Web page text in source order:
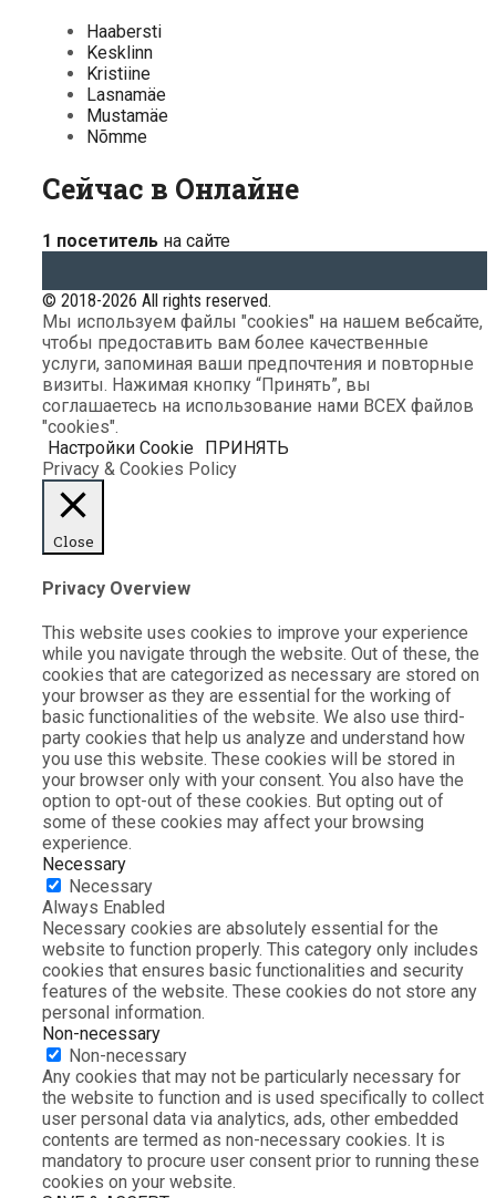
Haabersti
Kesklinn
Kristiine
Lasnamäe
Mustamäe
Nõmme
Сейчас в Онлайне
1 посетитель на сайте
© 2018-2026 All rights reserved.
Мы используем файлы "cookies" на нашем вебсайте,
чтобы предоставить вам более качественные
услуги, запоминая ваши предпочтения и повторные
визиты. Нажимая кнопку “Принять”, вы
соглашаетесь на использование нами ВСЕХ файлов
"cookies".
Настройки Cookie ПРИНЯТЬ
Privacy & Cookies Policy
Close
Privacy Overview
This website uses cookies to improve your experience
while you navigate through the website. Out of these, the
cookies that are categorized as necessary are stored on
your browser as they are essential for the working of
basic functionalities of the website. We also use third-
party cookies that help us analyze and understand how
you use this website. These cookies will be stored in
your browser only with your consent. You also have the
option to opt-out of these cookies. But opting out of
some of these cookies may affect your browsing
experience.
Necessary
Necessary
Always Enabled
Necessary cookies are absolutely essential for the
website to function properly. This category only includes
cookies that ensures basic functionalities and security
features of the website. These cookies do not store any
personal information.
Non-necessary
Non-necessary
Any cookies that may not be particularly necessary for
the website to function and is used specifically to collect
user personal data via analytics, ads, other embedded
contents are termed as non-necessary cookies. It is
mandatory to procure user consent prior to running these
cookies on your website.